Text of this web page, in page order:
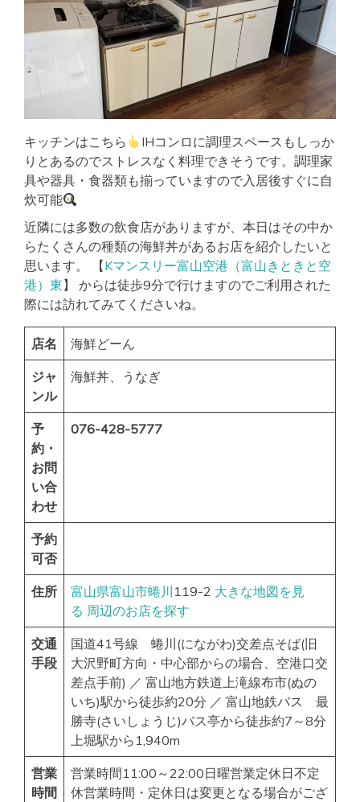
キッチンはこちら
IHコンロに調理スペースもしっか
りとあるのでストレスなく料理できそうです。調理家
具や器具・食器類も揃っていますので入居後すぐに自
炊可能
近隣には多数の飲食店がありますが、本日はその中か
らたくさんの種類の海鮮丼があるお店を紹介したいと
思います。 【Kマンスリー富山空港（富山きときと空
港）東】 からは徒歩9分で行けますのでご利用された
際には訪れてみてくださいね。
店名 海鮮どーん
ジャ
ンル
海鮮丼、うなぎ
予
約・
お問
い合
わせ
076-428-5777
予約
可否
住所 富山県富山市蜷川 119-2 大きな地図を見
る 周辺のお店を探す
交通
手段
国道41号線 蜷川(にながわ)交差点そば(旧
大沢野町方向・中心部からの場合、空港口交
差点手前) ／ 富山地方鉄道上滝線布市(ぬの
いち)駅から徒歩約20分 ／ 富山地鉄バス 最
勝寺(さいしょうじ)バス亭から徒歩約7～8分
上堀駅から1,940m
営業
時間
営業時間11:00～22:00日曜営業定休日不定
休営業時間・定休日は変更となる場合がござ